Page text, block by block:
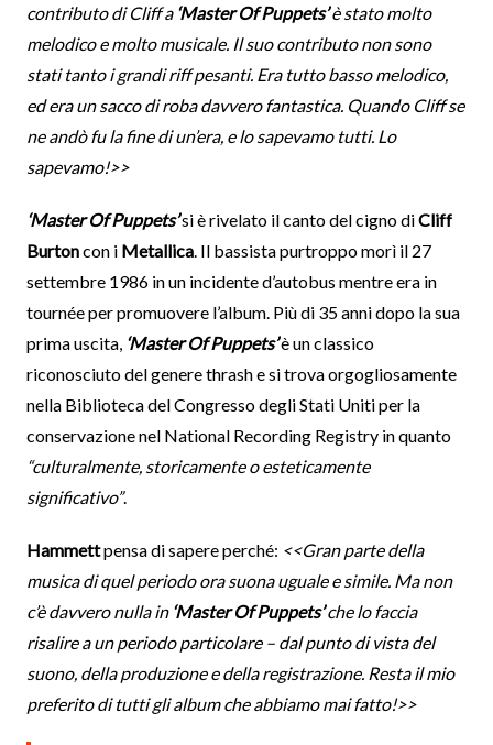
contributo di Cliff a ‘Master Of Puppets’è stato molto
melodico e molto musicale. Il suo contributo non sono
stati tanto i grandi riff pesanti. Era tutto basso melodico,
ed era un sacco di roba davvero fantastica. Quando Cliff se
ne andò fu la fine di un’era, e lo sapevamo tutti. Lo
sapevamo!>>
‘Master Of Puppets’si è rivelato il canto del cigno diCliff
Burtoncon i Metallica. Il bassista purtroppo morì il 27
settembre 1986 in un incidente d’autobus mentre era in
tournée per promuovere l’album. Più di 35 anni dopo la sua
prima uscita, ‘Master Of Puppets’è un classico
riconosciuto del genere thrash e si trova orgogliosamente
nella Biblioteca del Congresso degli Stati Uniti per la
conservazione nel National Recording Registry in quanto
“culturalmente, storicamente o esteticamente
significativo”.
Hammettpensa di sapere perché: <<Gran parte della
musica di quel periodo ora suona uguale e simile. Ma non
c’è davvero nulla in‘Master Of Puppets’che lo faccia
risalire a un periodo particolare – dal punto di vista del
suono, della produzione e della registrazione. Resta il mio
preferito di tutti gli album che abbiamo mai fatto!>>